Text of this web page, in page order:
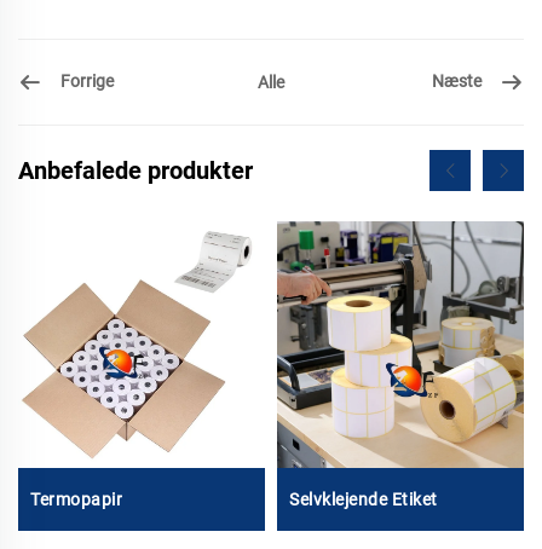
Forrige Alle Næste
Anbefalede produkter
Termopapir Selvklejende Etiket